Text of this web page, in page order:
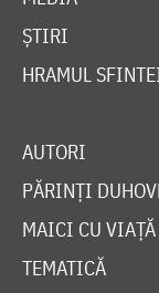
ȘTIRI
HRAMUL
AUTORI
PĂRINȚI
MAICI CU
TEMATICĂ